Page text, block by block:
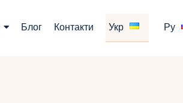
Блог Контакти Укр Ру